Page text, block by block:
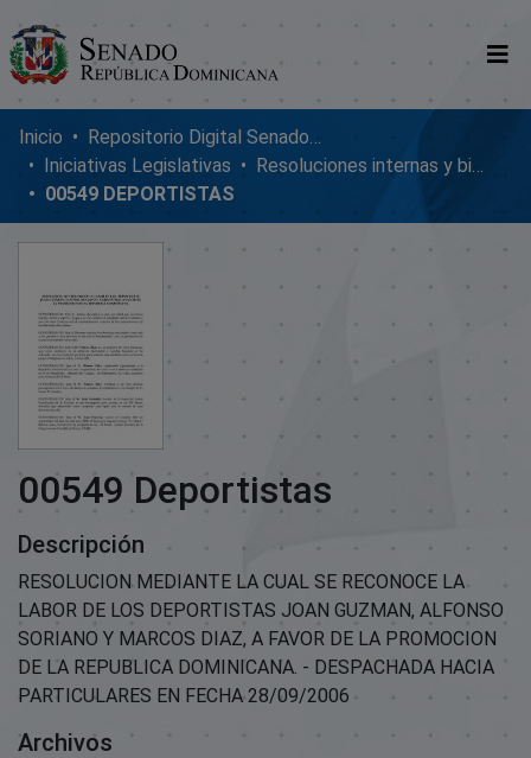
Comunidades
Glosario
Nosotros
Inicio
Repositorio Digital SenadoRD
Iniciativas Legislativas
Resoluciones internas y bicamerales
00549 DEPORTISTAS
00549 Deportistas
Descripción
RESOLUCION MEDIANTE LA CUAL SE RECONOCE LA
LABOR DE LOS DEPORTISTAS JOAN GUZMAN, ALFONSO
SORIANO Y MARCOS DIAZ, A FAVOR DE LA PROMOCION
DE LA REPUBLICA DOMINICANA. - DESPACHADA HACIA
PARTICULARES EN FECHA 28/09/2006
Archivos